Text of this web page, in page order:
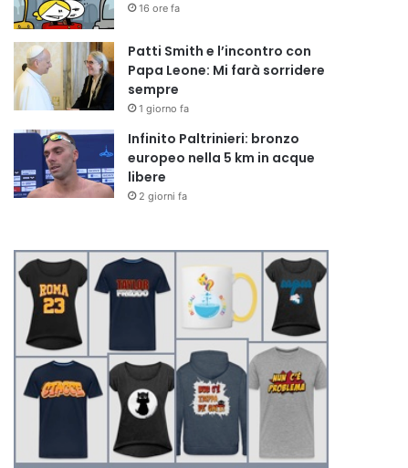
16 ore fa
Patti Smith e l’incontro con
Papa Leone: Mi farà sorridere
sempre
1 giorno fa
Infinito Paltrinieri: bronzo
europeo nella 5 km in acque
libere
2 giorni fa